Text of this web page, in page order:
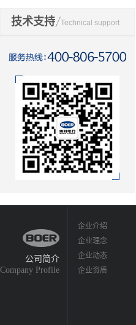
技术支持 Technical support
公司简介
Company Profile
企业介绍
企业理念
企业动态
企业资质